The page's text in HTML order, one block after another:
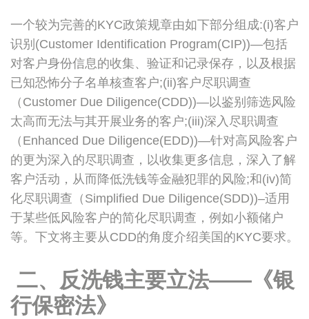
一个较为完善的KYC政策规章由如下部分组成:(i)客户
识别(Customer Identification Program(CIP))—包括
对客户身份信息的收集、验证和记录保存，以及根据
已知恐怖分子名单核查客户;(ii)客户尽职调查
（Customer Due Diligence(CDD))—以鉴别筛选风险
太高而无法与其开展业务的客户;(iii)深入尽职调查
（Enhanced Due Diligence(EDD))—针对高风险客户
的更为深入的尽职调查，以收集更多信息，深入了解
客户活动，从而降低洗钱等金融犯罪的风险;和(iv)简
化尽职调查（Simplified Due Diligence(SDD))–适用
于某些低风险客户的简化尽职调查，例如小额储户
等。下文将主要从CDD的角度介绍美国的KYC要求。
二、反洗钱主要立法——《银
行保密法》